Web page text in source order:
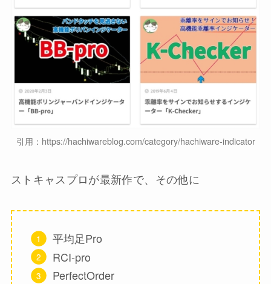
引用：https://hachiwareblog.com/category/hachiware-indicator
ストキャスプロが最新作で、その他に
平均足Pro
RCI-pro
PerfectOrder